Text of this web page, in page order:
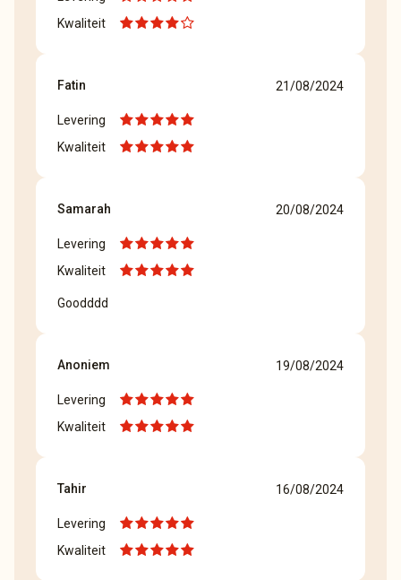
Kwaliteit
Fatin 21/08/2024
Levering
Kwaliteit
Samarah 20/08/2024
Levering
Kwaliteit
Goodddd
Anoniem 19/08/2024
Levering
Kwaliteit
Tahir 16/08/2024
Levering
Kwaliteit